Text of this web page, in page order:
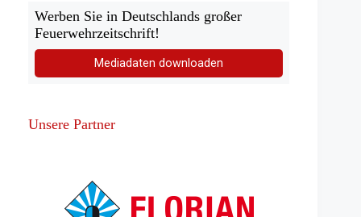
Werben Sie in Deutschlands großer
Feuerwehrzeitschrift!
Mediadaten downloaden
Unsere Partner